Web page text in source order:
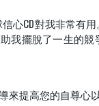
心CD對我非常有
我擺脫了一生的競
來提高您的自尊心